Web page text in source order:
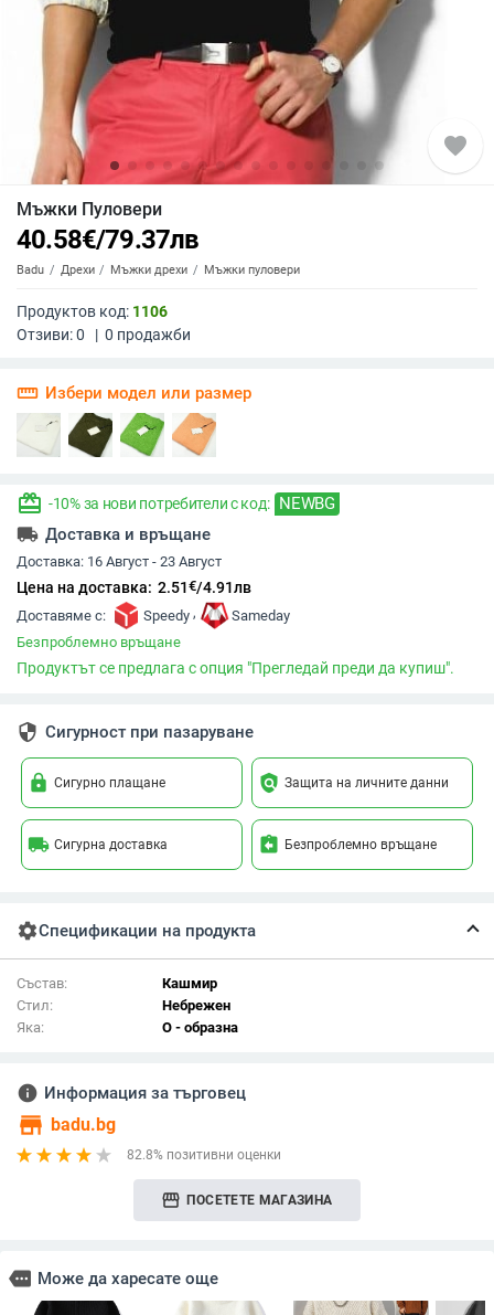
favorite
Мъжки Пуловери
40.58€/79.37лв
Badu Дрехи Мъжки дрехи Мъжки пуловери
Продуктов код: 1106
Отзиви:0 | 0 продажби
straighten Избери модел или размер
redeem -10% за нови потребители с код: NEWBG
local_shipping Доставка и връщане
Доставка: 16 Август - 23 Август
Цена на доставка: 2.51€/4.91лв
Доставяме с: Speedy ,
Sameday
Безпроблемно връщане
Продуктът се предлага с опция "Прегледай преди да купиш".
security Сигурност при пазаруване
lock Сигурно плащане policy Защита на личните данни
local_shipping Сигурна доставка assignment_return Безпроблемно връщане
settingsСпецификации на продукта
Състав:
Кашмир
Стил:
Небрежен
Яка:
О - образна
info Информация за търговец
store badu.bg
82.8% позитивни оценки
storefront ПОСЕТЕТЕ МАГАЗИНА
more Може да харесате още